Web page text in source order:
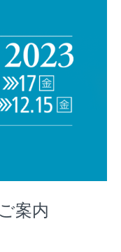
案内